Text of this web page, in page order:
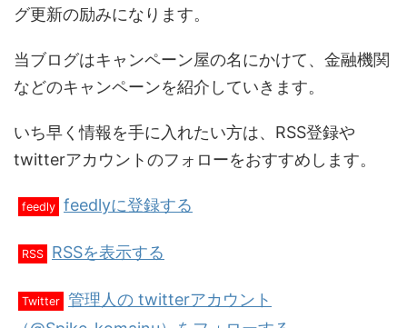
グ更新の励みになります。
当ブログはキャンペーン屋の名にかけて、金融機関
などのキャンペーンを紹介していきます。
いち早く情報を手に入れたい方は、RSS登録や
twitterアカウントのフォローをおすすめします。
feedly feedlyに登録する
RSS RSSを表示する
Twitter 管理人の twitterアカウント